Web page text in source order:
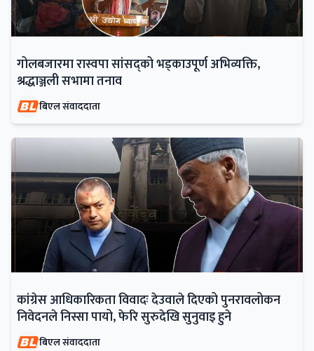
गोलबजारमा रास्वपा सांसद्को भड्काउपूर्ण अभिव्यक्ति,
श्रद्धाञ्जली सभामा तनाव
बिएल संवाददाता
कांग्रेस आधिकारिकता विवादः देउवाले दिएको पुनरावलोकन
निवेदनले निस्सा पायो, फेरि सुरुदेखि सुनुवाइ हुने
बिएल संवाददाता